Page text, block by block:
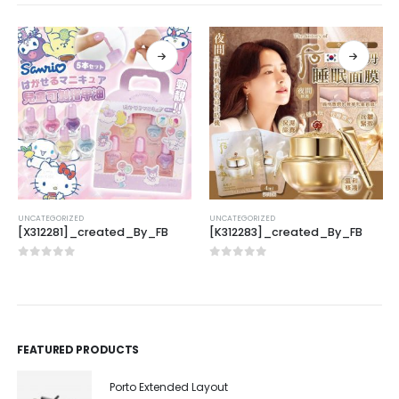
UNCATEGORIZED
[X312281]_created_By_FB
UNCATEGORIZED
[K312283]_created_By_FB
FEATURED PRODUCTS
Porto Extended Layout